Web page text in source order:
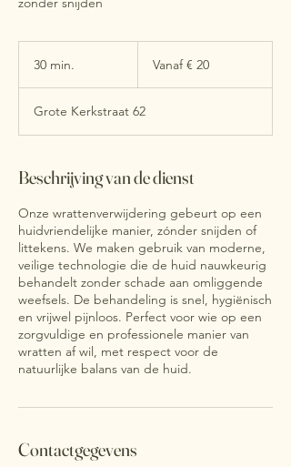
30 min.
i
n
euroVanaf € 20
Grote Kerkstraat 62
Beschrijving van de dienst
Onze wrattenverwijdering gebeurt op een
huidvriendelijke manier, zónder snijden of
littekens. We maken gebruik van moderne,
veilige technologie die de huid nauwkeurig
behandelt zonder schade aan omliggende
weefsels. De behandeling is snel, hygiënisch
en vrijwel pijnloos. Perfect voor wie op een
zorgvuldige en professionele manier van
wratten af wil, met respect voor de
natuurlijke balans van de huid.
Contactgegevens